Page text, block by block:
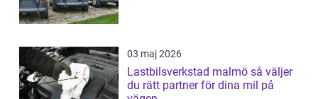
03 maj 2026
Lastbilsverkstad malmö så väljer
du rätt partner för dina mil på